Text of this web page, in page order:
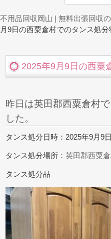
不用品回収岡山 | 無料出張回収
月9日の西粟倉村でのタンス処分
2025年9月9日の西粟
昨日は英田郡西粟倉村
した。
タンス処分日時：2025年9月9日
タンス処分場所：英田郡西粟
タンス処分品